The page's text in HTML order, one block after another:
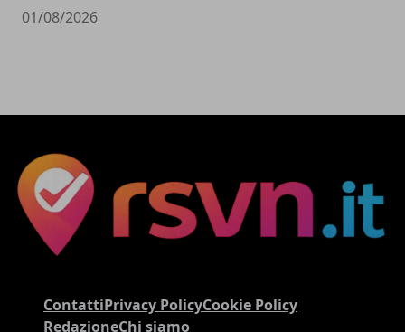
01/08/2026
ContattiPrivacy PolicyCookie Policy
RedazioneChi siamo